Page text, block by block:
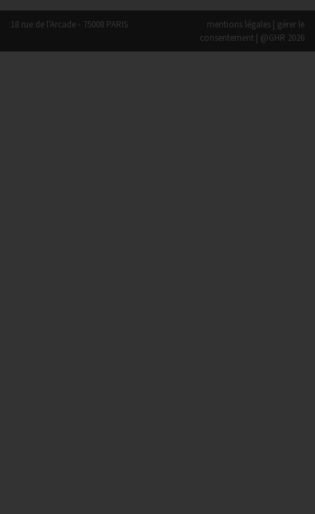
18 rue de l'Arcade - 75008 PARIS mentions légales | gérer le
consentement | @GHR 2026